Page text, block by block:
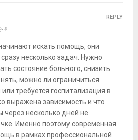
ေ
искать помощь, они
несколько задач. Нужно
состояние больного, снизить
можно ли ограничиться
требуется госпитализация в
выражена зависимость и что
несколько дней не
Именно поэтому современная
в рамках профессиональной
REPLY